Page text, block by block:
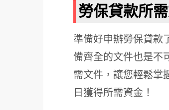
勞保貸款所
準備好申辦勞保貸款
備齊全的文件也是不
需文件，讓您輕鬆掌
日獲得所需資金！